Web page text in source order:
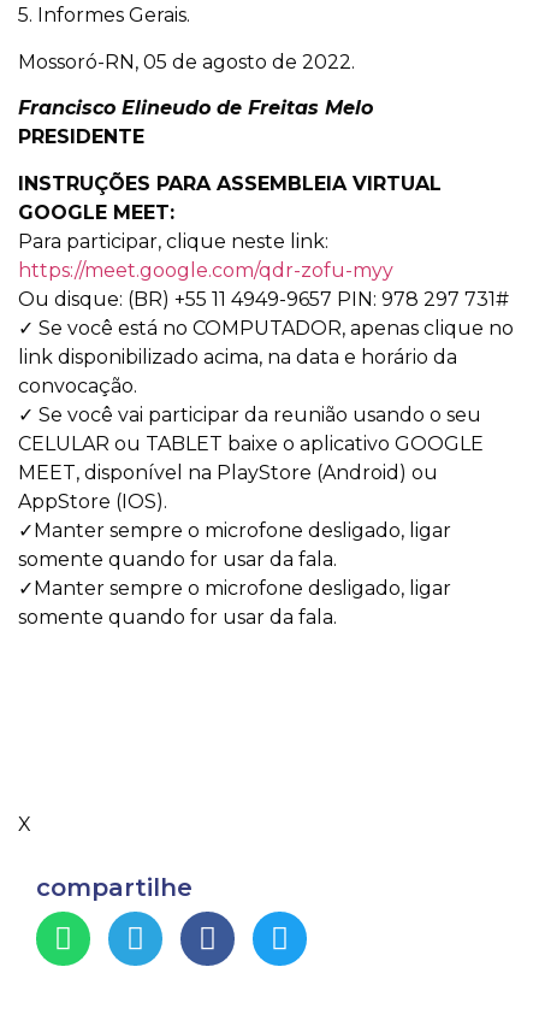
5. Informes Gerais.
Mossoró-RN, 05 de agosto de 2022.
Francisco Elineudo de Freitas Melo
PRESIDENTE
INSTRUÇÕES PARA ASSEMBLEIA VIRTUAL
GOOGLE MEET:
Para participar, clique neste link:
https://meet.google.com/qdr-zofu-myy
Ou disque: (BR) +55 11 4949-9657 PIN: 978 297 731#
✓ Se você está no COMPUTADOR, apenas clique no
link disponibilizado acima, na data e horário da
convocação.
✓ Se você vai participar da reunião usando o seu
CELULAR ou TABLET baixe o aplicativo GOOGLE
MEET, disponível na PlayStore (Android) ou
AppStore (IOS).
✓Manter sempre o microfone desligado, ligar
somente quando for usar da fala.
✓Manter sempre o microfone desligado, ligar
somente quando for usar da fala.
X
compartilhe